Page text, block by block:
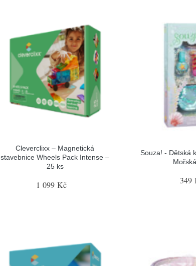
Cleverclixx – Magnetická
stavebnice Wheels Pack Intense –
25 ks
1 099 Kč
Souza! - Dětská
349